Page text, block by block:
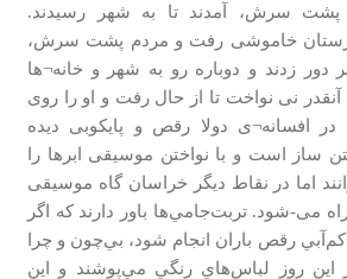
پشت سرش، آمدند تا به شهر رسیدند.
خاموشی رفت و مردم پشت سرش،
دور زدند و دوباره رو به شهر و خانه¬ها
آنقدر نی نواخت تا از حال رفت و او را روی
افسانه¬ی دولا رقص و پایکوبی دیده
ساز است و با نواختن موسیقی ابرها را
اما در نقاط دیگر خراسان گاه موسیقی
می-شود. تربت‌جامي‌ها باور دارند که اگر
رقص باران انجام شود، بي‌چون و چرا
اين روز لباس‌هاي رنگي مي‌پوشند و اين